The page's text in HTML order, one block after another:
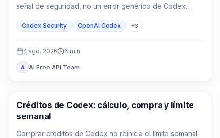
señal de seguridad, no un error genérico de Codex.
tarea defensiva.
Codex Security OpenAI Codex +3
4 ago. 2026 6 min
A AI Free API Team
AI Development Tools
Créditos de Codex: cálculo, compra y límite
semanal
Comprar créditos de Codex no reinicia el límite semanal.